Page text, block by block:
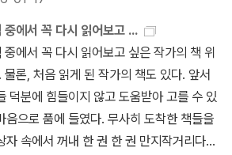
옹졸하며, 비겁한 데다 부자유스러우니까
다 보니 어느새 모비 딕을 응원하게 되더군
해도 좋았을 텐데, 왜 그랬는지 알 수 없습니
다리를 잃지 않았다면, 운이 조금 더 좋았
더 빨랐거나 튼튼했다면 모비 딕이 패배하
했을까요. 아무리 그랬다고 해도 모비 딕의
. '바다의 신'인걸요. 잠깐 이야기했지만 현
등이 연극적인 요소로 느껴져 한편의 희
헤브' 선장과 만난 영국 포경선의 선장은
만, 그것으로 충분하다고 더 이상 잃고 싶지
여전히 포경선의 선장이 되어, 고래잡이를
브'의 격렬한 복수심은 모든 것을 다 잃게
게 내다본 일등항해사 '스타벅'은 두고 온
의 고전에 대한 정의('A Classic is somethi
to have read and nobody wants
다는 것이 솔직한 심정이기도 하다. 고래에
지 고래에 대해 알려전 전방위적인 과학적
들이 소설의 중간중간-마치 고래에 대한 한
지 않을상세한 설명들이-배치되어있는 것
보여지는일관된 서술방식이 아닌서사시와
에서 꼭 다시 읽어보고 ...
에서 꼭 다시 읽어보고 싶은 작가의 책 위
론, 처음 읽게 된 작가의 책도 있다. 앞서
덕분에 힘들이지 않고 도움받아 고를 수 있
음으로 품에 들였다. 무사히 도착한 책들을
자 속에서 꺼내 한 권 한 권 만지작거리다가